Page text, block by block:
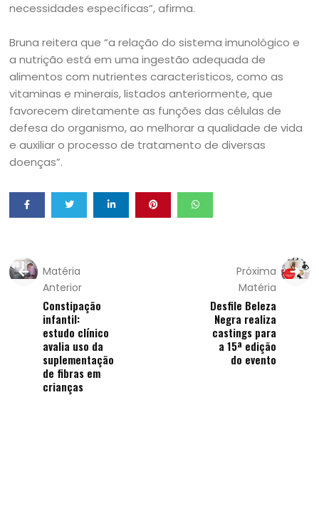
necessidades específicas”, afirma.
Bruna reitera que “a relação do sistema imunológico e
a nutrição está em uma ingestão adequada de
alimentos com nutrientes característicos, como as
vitaminas e minerais, listados anteriormente, que
favorecem diretamente as funções das células de
defesa do organismo, ao melhorar a qualidade de vida
e auxiliar o processo de tratamento de diversas
doenças”.
Matéria
Anterior
Constipação
infantil:
estudo clínico
avalia uso da
suplementação
de fibras em
crianças
Próxima
Matéria
Desfile Beleza
Negra realiza
castings para
a 15ª edição
do evento